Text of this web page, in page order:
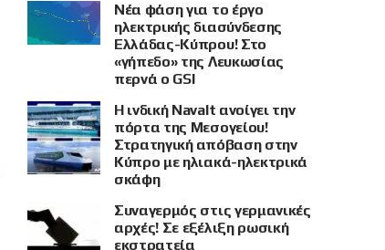
Νέα φάση για το έργο
ηλεκτρικής διασύνδεσης
Ελλάδας-Κύπρου! Στο
«γήπεδο» της Λευκωσίας
περνά ο GSI
Η ινδική Navalt ανοίγει την
πόρτα της Μεσογείου!
Στρατηγική απόβαση στην
Κύπρο με ηλιακά-ηλεκτρικά
σκάφη
Συναγερμός στις γερμανικές
αρχές! Σε εξέλιξη ρωσική
εκστρατεία